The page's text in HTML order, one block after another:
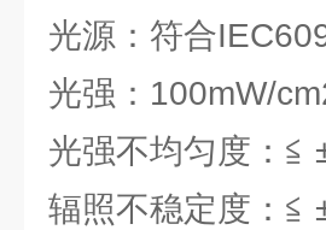
光源：符合
光强：100mW/
光强不均匀度：≦
辐照不稳定度：≦